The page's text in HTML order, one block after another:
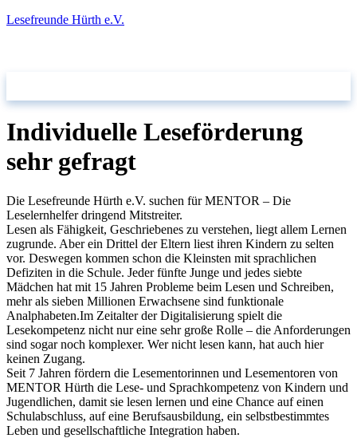
Lesefreunde Hürth e.V.
Stadtbücherei Kontakt
Individuelle Leseförderung
sehr gefragt
Die Lesefreunde Hürth e.V. suchen für MENTOR – Die
Leselernhelfer dringend Mitstreiter.
Lesen als Fähigkeit, Geschriebenes zu verstehen, liegt allem Lernen
zugrunde. Aber ein Drittel der Eltern liest ihren Kindern zu selten
vor. Deswegen kommen schon die Kleinsten mit sprachlichen
Defiziten in die Schule. Jeder fünfte Junge und jedes siebte
Mädchen hat mit 15 Jahren Probleme beim Lesen und Schreiben,
mehr als sieben Millionen Erwachsene sind funktionale
Analphabeten.Im Zeitalter der Digitalisierung spielt die
Lesekompetenz nicht nur eine sehr große Rolle – die Anforderungen
sind sogar noch komplexer. Wer nicht lesen kann, hat auch hier
keinen Zugang.
Seit 7 Jahren fördern die Lesementorinnen und Lesementoren von
MENTOR Hürth die Lese- und Sprachkompetenz von Kindern und
Jugendlichen, damit sie lesen lernen und eine Chance auf einen
Schulabschluss, auf eine Berufsausbildung, ein selbstbestimmtes
Leben und gesellschaftliche Integration haben.